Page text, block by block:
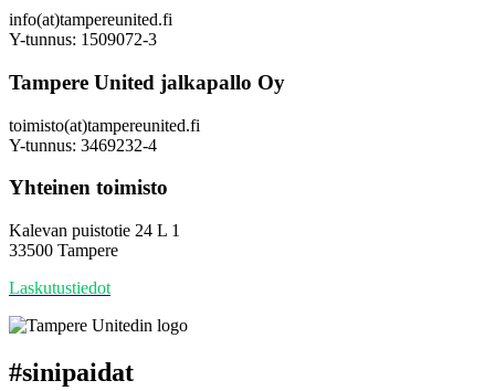
info(at)tampereunited.fi
Y-tunnus: 1509072-3
Tampere United jalkapallo Oy
toimisto(at)tampereunited.fi
Y-tunnus: 3469232-4
Yhteinen toimisto
Kalevan puistotie 24 L 1
33500 Tampere
Laskutustiedot
#sinipaidat